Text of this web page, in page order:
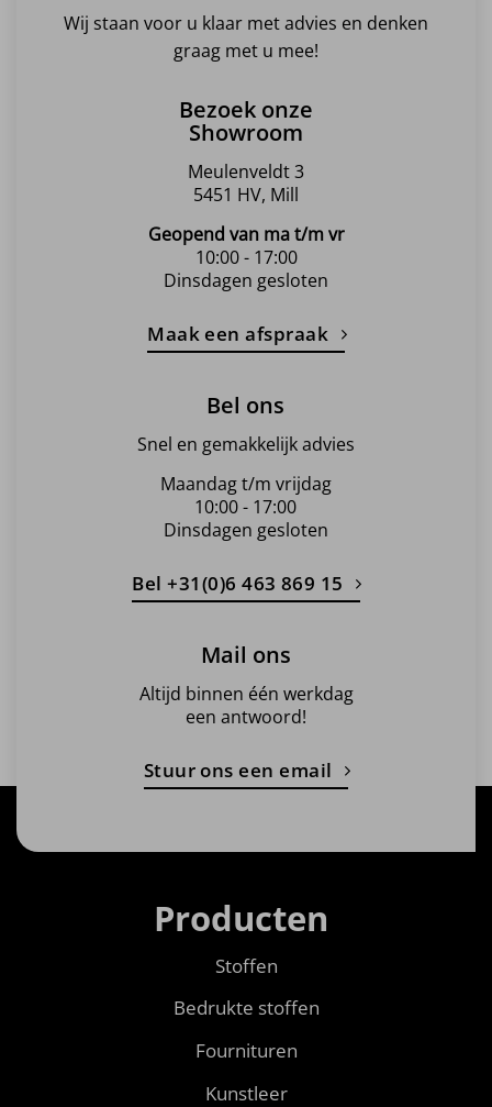
Wij staan voor u klaar met advies en denken
graag met u mee!
Bezoek onze
Showroom
Meulenveldt 3
5451 HV, Mill
Geopend van ma t/m vr
10:00 - 17:00
Dinsdagen gesloten
Maak een afspraak
Bel ons
Snel en gemakkelijk advies
Maandag t/m vrijdag
10:00 - 17:00
Dinsdagen gesloten
Bel +31(0)6 463 869 15
Mail ons
Altijd binnen één werkdag
een antwoord!
Stuur ons een email
Producten
Stoffen
Bedrukte stoffen
Fournituren
Kunstleer